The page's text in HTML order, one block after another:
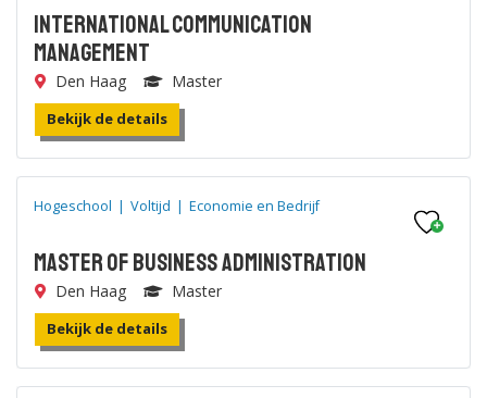
International Communication
Management
Den Haag Master
Bekijk de details
Hogeschool | Voltijd | Economie en Bedrijf
Master of Business Administration
Den Haag Master
Bekijk de details